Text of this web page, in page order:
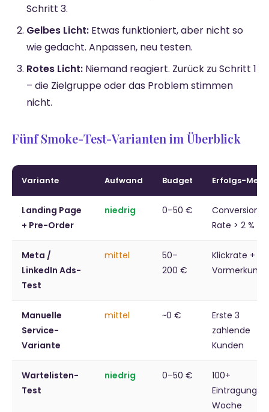
Schritt 3.
Gelbes Licht: Etwas funktioniert, aber nicht so
wie gedacht. Anpassen, neu testen.
Rotes Licht: Niemand reagiert. Zurück zu Schritt 1
– die Zielgruppe oder das Problem stimmen
nicht.
Fünf Smoke-Test-Varianten im Überblick
Variante Aufwand Budget Erfolgs-
Landing Page
+ Pre-Order
niedrig 0–50 €
Conversion
Rate > 2 %
Meta /
LinkedIn Ads-
Test
mittel
50–
200 €
Klickrate +
Manuelle
Service-
Variante
mittel ~0 €
Erste 3
zahlende
Kunden
Wartelisten-
Test
niedrig 0–50 €
100+
Woche